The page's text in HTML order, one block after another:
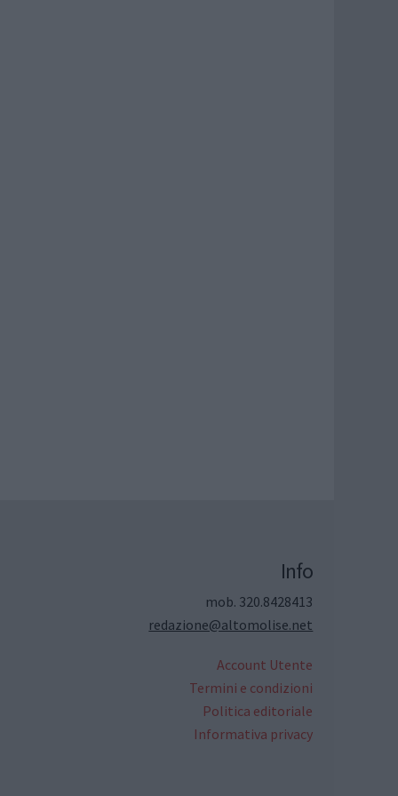
Info
mob. 320.8428413
redazione@altomolise.net
Account Utente
Termini e condizioni
Politica editoriale
Informativa privacy